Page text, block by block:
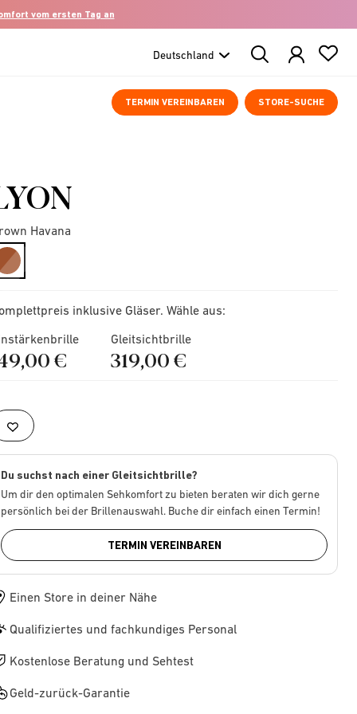
vom ersten Tag an
Search
Products
TERMIN VEREINBAREN STORE-SUCHE
Havana
selected
inklusive Gläser. Wähle aus:
€
Gleitsichtbrille
319,00 €
Du suchst nach einer Gleitsichtbrille?
Um dir den optimalen Sehkomfort zu bieten beraten wir dich gerne
persönlich bei der Brillenauswahl. Buche dir einfach einen Termin!
TERMIN VEREINBAREN
Einen Store in deiner Nähe
Qualifiziertes und fachkundiges Personal
Kostenlose Beratung und Sehtest
Geld-zurück-Garantie